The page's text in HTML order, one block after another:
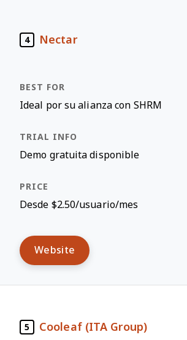
4 Nectar
Ideal por su alianza con SHRM
Demo gratuita disponible
Desde $2.50/usuario/mes
Website
5 Cooleaf (ITA Group)